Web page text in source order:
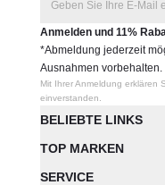
BELIEBTE LINKS
TOP MARKEN
SERVICE
Anmelden und 11%
*Abmeldung jederzeit
Ausnahmen vorbehalten.
Mit Ihrer Anmeldung erklären
einverstanden.